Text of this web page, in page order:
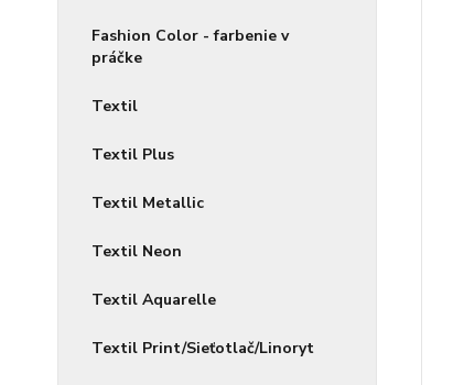
Fashion Color - farbenie v
práčke
Textil
Textil Plus
Textil Metallic
Textil Neon
Textil Aquarelle
Textil Print/Sieťotlač/Linoryt